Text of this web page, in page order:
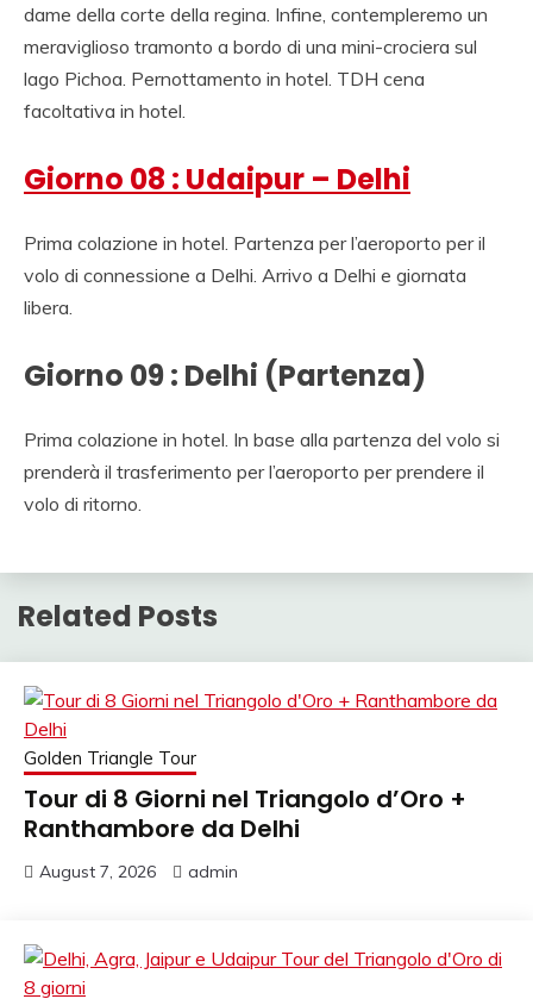
dame della corte della regina. Infine, contempleremo un
meraviglioso tramonto a bordo di una mini-crociera sul
lago Pichoa. Pernottamento in hotel. TDH cena
facoltativa in hotel.
Giorno 08 : Udaipur – Delhi
Prima colazione in hotel. Partenza per l’aeroporto per il
volo di connessione a Delhi. Arrivo a Delhi e giornata
libera.
Giorno 09 : Delhi (Partenza)
Prima colazione in hotel. In base alla partenza del volo si
prenderà il trasferimento per l’aeroporto per prendere il
volo di ritorno.
Related Posts
Golden Triangle Tour
Tour di 8 Giorni nel Triangolo d’Oro +
Ranthambore da Delhi
August 7, 2026 admin